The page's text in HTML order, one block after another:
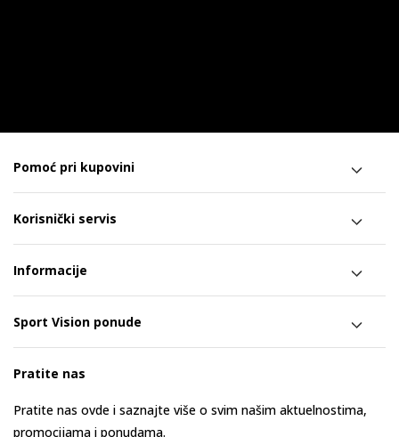
Pomoć pri kupovini
Korisnički servis
Informacije
Sport Vision ponude
Pratite nas
Pratite nas ovde i saznajte više o svim našim aktuelnostima,
promocijama i ponudama.